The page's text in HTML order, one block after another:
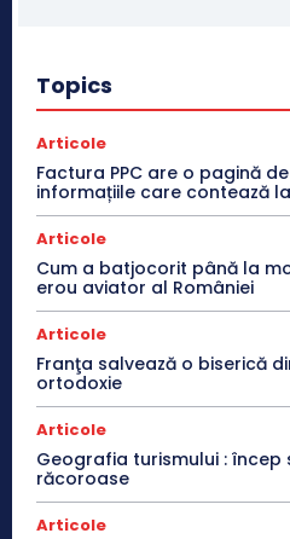
Topics
Articole
Factura PPC are o pagină
informațiile care contează
Articole
Cum a batjocorit până la
erou aviator al României
Articole
Franţa salvează o biserică
ortodoxie
Articole
Geografia turismului :
răcoroase
Articole